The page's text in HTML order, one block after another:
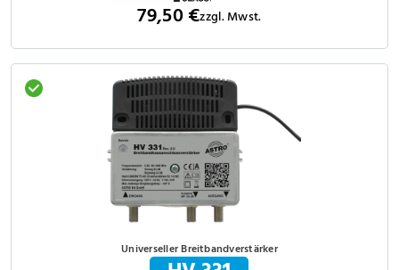
79,50 €zzgl. Mwst.
Universeller Breitbandverstärker